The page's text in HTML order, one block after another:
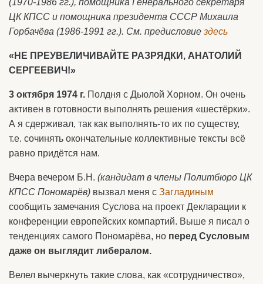
(1970-1986 гг.), помощника Генерального секретаря
ЦК КПСС и помощника президента СССР Михаила
Горбачёва (1986-1991 гг.). См. предисловие здесь
«НЕ ПРЕУВЕЛИЧИВАЙТЕ РАЗРЯДКИ, АНАТОЛИЙ
СЕРГЕЕВИЧ!»
3 октября 1974 г. Полдня с Дьюлой Хорном. Он очень
активен в готовности выполнять решения «шестёрки».
А я сдерживал, так как выполнять-то их по существу,
т.е. сочинять окончательные коллективные тексты всё
равно придётся нам.
Вчера вечером Б.Н. (кандидат в члены Политбюро ЦК
КПСС Пономарёв) вызвал меня с Загладиным
сообщить замечания Суслова на проект Декларации к
конференции европейских компартий. Выше я писал о
тенденциях самого Пономарёва, но перед Сусловым
даже он выглядит либералом.
Велел вычеркнуть такие слова, как «сотрудничество»,